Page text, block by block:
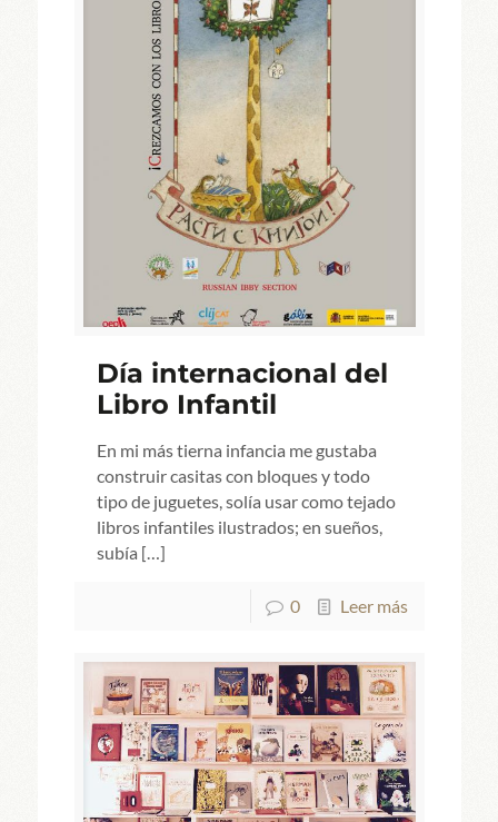
Día internacional del
Libro Infantil
En mi más tierna infancia me gustaba
construir casitas con bloques y todo
tipo de juguetes, solía usar como tejado
libros infantiles ilustrados; en sueños,
subía […]
0 Leer más